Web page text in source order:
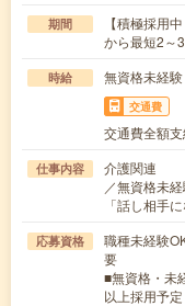
期間
【積極採用
から最短2～
時給 無資格未経
交通費
交通費全額支
仕事内容
介護関連
／無資格未
「話し相手
応募資格
職種未経験
要
■無資格・未
以上採用予